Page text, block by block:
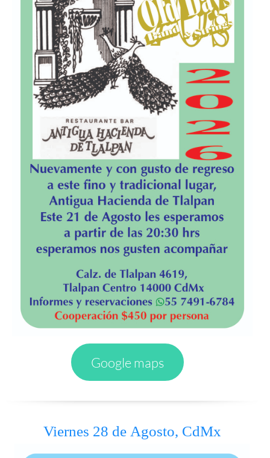
Google maps
Viernes 28 de Agosto, CdMx